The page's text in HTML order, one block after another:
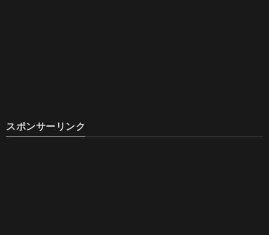
スポンサーリンク